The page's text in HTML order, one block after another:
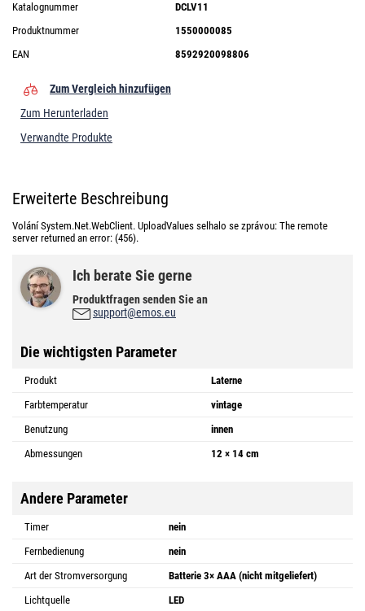
Katalognummer
DCLV11
Produktnummer
1550000085
EAN
8592920098806
Zum Vergleich hinzufügen
Zum Herunterladen
Verwandte Produkte
Erweiterte Beschreibung
Volání System.Net.WebClient. UploadValues selhalo se zprávou: The remote
server returned an error: (456).
Ich berate Sie gerne
Produktfragen senden Sie an
support@emos.eu
Die wichtigsten Parameter
Produkt
Laterne
Farbtemperatur
vintage
Benutzung
innen
Abmessungen
12 × 14 cm
Andere Parameter
Timer
nein
Fernbedienung
nein
Art der Stromversorgung
Batterie 3× AAA (nicht mitgeliefert)
Lichtquelle
LED